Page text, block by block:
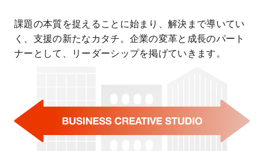
課題の本質を捉えることに始まり、解決まで導いてい
く、支援の新たなカタチ。企業の変革と成長のパート
ナーとして、リーダーシップを掲げていきます。